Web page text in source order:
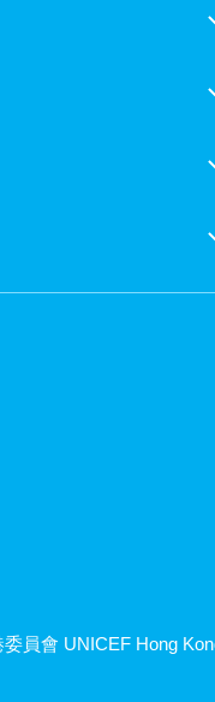
員會 UNICEF Hong